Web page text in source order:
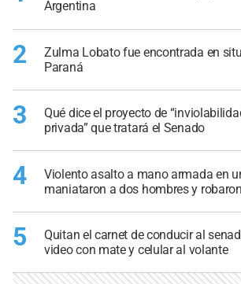
Argentina
2
Zulma Lobato fue encontrada en
Paraná
3
Qué dice el proyecto de
privada” que tratará el Senado
4
Violento asalto a mano armada en
maniataron a dos hombres y
5
Quitan el carnet de conducir al
video con mate y celular al volante